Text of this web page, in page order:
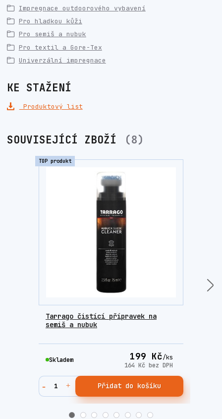
Impregnace outdoorového vybavení
Pro hladkou kůži
Pro semiš a nubuk
Pro textil a Gore-Tex
Univerzální impregnace
KE STAŽENÍ
Produktový list
SOUVISEJÍCÍ ZBOŽÍ 8
TOP produkt
Tarrago čistící přípravek na
semiš a nubuk
199 Kč/ks
164 Kč bez DPH
Skladem
Přidat do košíku